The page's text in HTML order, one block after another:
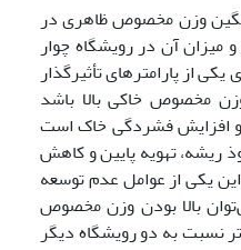
وزن مخصوص ظاهری در
آن در رویشگاه چوار
از پارامترهای تأثیرگذار
مخصوص خاکی بالا باشد
و افزایش فشردگی خاک است
ریشه، تهویه پایین و کاهش
پی دارد (8)؛ بنابراین یکی از عوامل عدم توسعه
بالا بودن وزن مخصوص
نسبت به دو رویشگاه دیگر